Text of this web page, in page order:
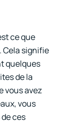
ce que
Cela signifie
quelques
de la
vous avez
vous
ces